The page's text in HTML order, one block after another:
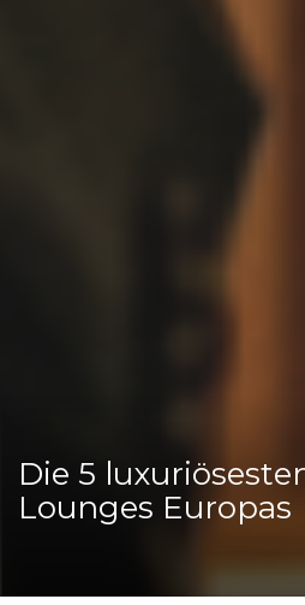
Die 5
Lounges Europas